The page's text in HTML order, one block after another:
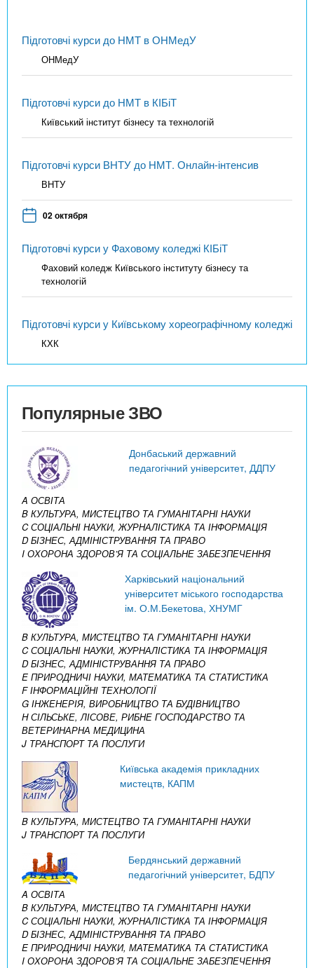
Підготовчі курси до НМТ в ОНМедУ
ОНМедУ
Підготовчі курси до НМТ в КІБіТ
Київський інститут бізнесу та технологій
Підготовчі курси ВНТУ до НМТ. Онлайн-інтенсив
ВНТУ
02 октября
Підготовчі курси у Фаховому коледжі КІБіТ
Фаховий коледж Київського інституту бізнесу та
технологій
Підготовчі курси у Київському хореографічному коледжі
КХК
Популярные ЗВО
Донбаський державний
педагогічний університет, ДДПУ
A ОСВІТА
B КУЛЬТУРА, МИСТЕЦТВО ТА ГУМАНІТАРНІ НАУКИ
C СОЦІАЛЬНІ НАУКИ, ЖУРНАЛІСТИКА ТА ІНФОРМАЦІЯ
D БІЗНЕС, АДМІНІСТРУВАННЯ ТА ПРАВО
I ОХОРОНА ЗДОРОВ’Я ТА СОЦІАЛЬНЕ ЗАБЕЗПЕЧЕННЯ
Харківський національний
університет міського господарства
ім. О.М.Бекетова, ХНУМГ
B КУЛЬТУРА, МИСТЕЦТВО ТА ГУМАНІТАРНІ НАУКИ
C СОЦІАЛЬНІ НАУКИ, ЖУРНАЛІСТИКА ТА ІНФОРМАЦІЯ
D БІЗНЕС, АДМІНІСТРУВАННЯ ТА ПРАВО
E ПРИРОДНИЧІ НАУКИ, МАТЕМАТИКА ТА СТАТИСТИКА
F ІНФОРМАЦІЙНІ ТЕХНОЛОГІЇ
G ІНЖЕНЕРІЯ, ВИРОБНИЦТВО ТА БУДІВНИЦТВО
H СІЛЬСЬКЕ, ЛІСОВЕ, РИБНЕ ГОСПОДАРСТВО ТА
ВЕТЕРИНАРНА МЕДИЦИНА
J ТРАНСПОРТ ТА ПОСЛУГИ
Київська академія прикладних
мистецтв, КАПМ
B КУЛЬТУРА, МИСТЕЦТВО ТА ГУМАНІТАРНІ НАУКИ
J ТРАНСПОРТ ТА ПОСЛУГИ
Бердянський державний
педагогічний університет, БДПУ
A ОСВІТА
B КУЛЬТУРА, МИСТЕЦТВО ТА ГУМАНІТАРНІ НАУКИ
C СОЦІАЛЬНІ НАУКИ, ЖУРНАЛІСТИКА ТА ІНФОРМАЦІЯ
D БІЗНЕС, АДМІНІСТРУВАННЯ ТА ПРАВО
E ПРИРОДНИЧІ НАУКИ, МАТЕМАТИКА ТА СТАТИСТИКА
I ОХОРОНА ЗДОРОВ’Я ТА СОЦІАЛЬНЕ ЗАБЕЗПЕЧЕННЯ